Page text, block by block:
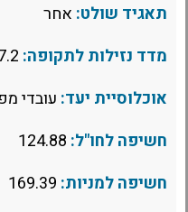
תאגיד שולט: אחר
מדד נזילות לתקופה:
אוכלוסיית יעד: עובדי
חשיפה לחו"ל:
חשיפה למניות: